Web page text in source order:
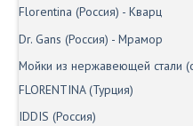
Florentina (Россия) - Кварц
Dr. Gans (Россия) - Мрамор
Мойки из нержавеющей стали
FLORENTINA (Турция)
IDDIS (Россия)